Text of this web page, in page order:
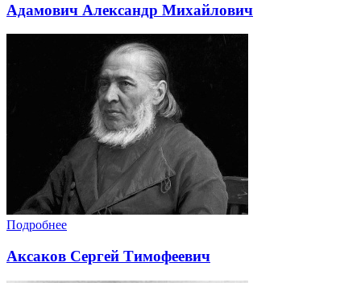
Адамович Александр Михайлович
Подробнее
Аксаков Сергей Тимофеевич